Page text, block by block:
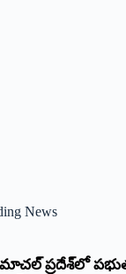
News
‌ప్రదేశ్‌లో